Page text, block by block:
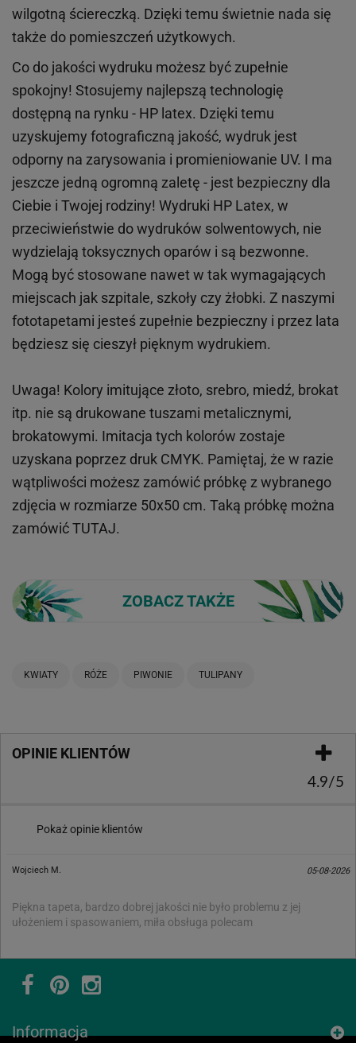
wilgotną ściereczką. Dzięki temu świetnie nada się
także do pomieszczeń użytkowych.
Co do jakości wydruku możesz być zupełnie
spokojny! Stosujemy najlepszą technologię
dostępną na rynku - HP latex. Dzięki temu
uzyskujemy fotograficzną jakość, wydruk jest
odporny na zarysowania i promieniowanie UV. I ma
jeszcze jedną ogromną zaletę - jest bezpieczny dla
Ciebie i Twojej rodziny! Wydruki HP Latex, w
przeciwieństwie do wydruków solwentowych, nie
wydzielają toksycznych oparów i są bezwonne.
Mogą być stosowane nawet w tak wymagających
miejscach jak szpitale, szkoły czy żłobki. Z naszymi
fototapetami jesteś zupełnie bezpieczny i przez lata
będziesz się cieszył pięknym wydrukiem.
Uwaga! Kolory imitujące złoto, srebro, miedź, brokat
itp. nie są drukowane tuszami metalicznymi,
brokatowymi. Imitacja tych kolorów zostaje
uzyskana poprzez druk CMYK. Pamiętaj, że w razie
wątpliwości możesz zamówić próbkę z wybranego
zdjęcia w rozmiarze 50x50 cm. Taką próbkę można
zamówićTUTAJ.
ZOBACZ TAKŻE
KWIATY RÓŻE PIWONIE TULIPANY
OPINIE KLIENTÓW
4.9/5
Pokaż opinie klientów
Wojciech M. 05-08-2026
Piękna tapeta, bardzo dobrej jakości nie było problemu z jej
ułożeniem i spasowaniem, miła obsługa polecam
Informacja